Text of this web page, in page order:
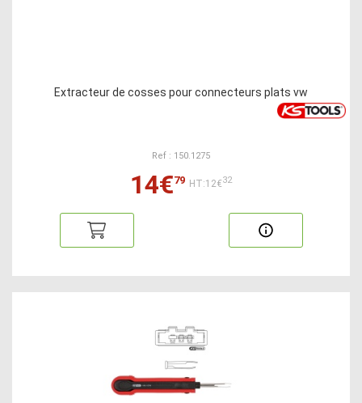
Extracteur de cosses pour connecteurs plats vw
Ref : 150.1275
14€79 HT:12€32